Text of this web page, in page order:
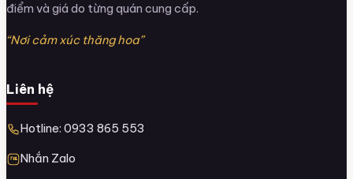
điểm và giá do từng quán cung cấp.
“Nơi cảm xúc thăng hoa”
Liên hệ
Hotline: 0933 865 553
Nhắn Zalo